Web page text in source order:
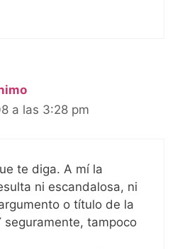
a las 3:28 pm
te diga. A mí la
ni escandalosa, ni
o título de la
seguramente, tampoco